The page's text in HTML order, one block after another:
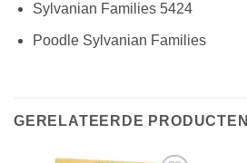
Sylvanian Families 5424
Poodle Sylvanian Families
GERELATEERDE PRODUCTEN